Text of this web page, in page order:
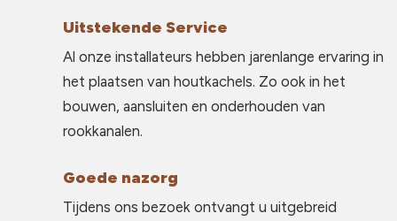
Uitstekende Service
Al onze installateurs hebben jarenlange ervaring in
het plaatsen van houtkachels. Zo ook in het
bouwen, aansluiten en onderhouden van
rookkanalen.
Goede nazorg
Tijdens ons bezoek ontvangt u uitgebreid